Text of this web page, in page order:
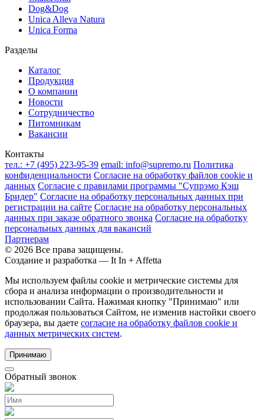
Dog&Dog
Unica Alleva Natura
Unica Forma
Разделы
Каталог
Продукция
О компании
Новости
Сотрудничество
Питомникам
Вакансии
Контакты
тел.: +7 (495) 223-95-39 email: info@supremo.ru Политика
конфиденциальности Согласие на обработку файлов cookie и
данных Согласие с правилами программы "Супрэмо Кэш
Бридер" Согласие на обработку персональных данных при
регистрации на сайте Согласие на обработку персональных
данных при заказе обратного звонка Согласие на обработку
персональных данных для вакансий
Партнерам
© 2026 Все права защищены.
Создание и разработка — It In + Affetta
Мы используем файлы cookie и метрические системы для
сбора и анализа информации о производительности и
использовании Сайта. Нажимая кнопку "Принимаю" или
продолжая пользоваться Сайтом, не изменив настойки своего
браузера, вы даете согласие на обработку файлов cookie и
данных метрических систем.
Принимаю
Обратный звонок